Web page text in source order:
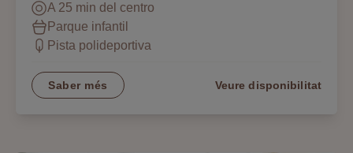
A 25 min del centro
Parque infantil
Pista polideportiva
Saber més Veure disponibilitat